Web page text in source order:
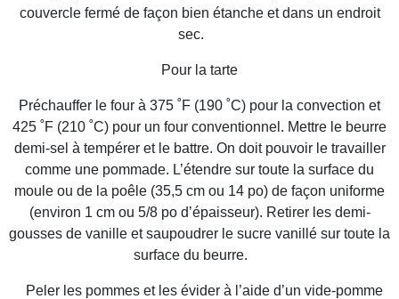
couvercle fermé de façon bien étanche et dans un endroit
sec.
Pour la tarte
Préchauffer le four à 375 ˚F (190 ˚C) pour la convection et
425 ˚F (210 ˚C) pour un four conventionnel. Mettre le beurre
demi-sel à tempérer et le battre. On doit pouvoir le travailler
comme une pommade. L’étendre sur toute la surface du
moule ou de la poêle (35,5 cm ou 14 po) de façon uniforme
(environ 1 cm ou 5/8 po d’épaisseur). Retirer les demi-
gousses de vanille et saupoudrer le sucre vanillé sur toute la
surface du beurre.
Peler les pommes et les évider à l’aide d’un vide-pomme